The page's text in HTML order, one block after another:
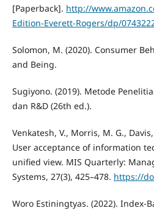
[Paperback]. http://
Edition-Everett-Rogers/dp/
Solomon, M. (2020). Consumer
and Being.
Sugiyono. (2019). Metode
dan R&D (26th ed.).
Venkatesh, V., Morris, M. G.,
User acceptance of information
unified view. MIS Quarterly:
Systems, 27(3), 425–478. https://
Woro Estiningtyas. (2022). Index-